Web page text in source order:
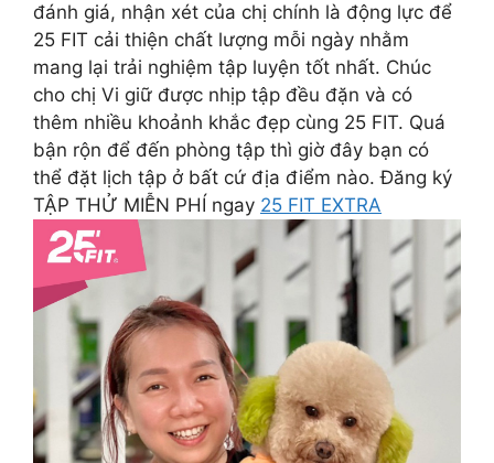
đánh giá, nhận xét của chị chính là động lực để
25 FIT cải thiện chất lượng mỗi ngày nhằm
mang lại trải nghiệm tập luyện tốt nhất. Chúc
cho chị Vi giữ được nhịp tập đều đặn và có
thêm nhiều khoảnh khắc đẹp cùng 25 FIT. Quá
bận rộn để đến phòng tập thì giờ đây bạn có
thể đặt lịch tập ở bất cứ địa điểm nào. Đăng ký
TẬP THỬ MIỄN PHÍ ngay 25 FIT EXTRA